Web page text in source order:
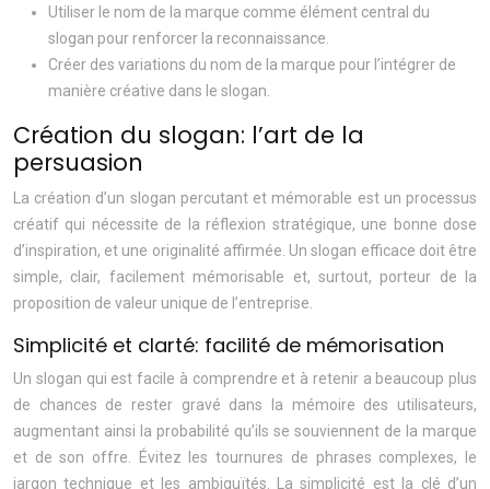
Utiliser le nom de la marque comme élément central du
slogan pour renforcer la reconnaissance.
Créer des variations du nom de la marque pour l’intégrer de
manière créative dans le slogan.
Création du slogan: l’art de la
persuasion
La création d’un slogan percutant et mémorable est un processus
créatif qui nécessite de la réflexion stratégique, une bonne dose
d’inspiration, et une originalité affirmée. Un slogan efficace doit être
simple, clair, facilement mémorisable et, surtout, porteur de la
proposition de valeur unique de l’entreprise.
Simplicité et clarté: facilité de mémorisation
Un slogan qui est facile à comprendre et à retenir a beaucoup plus
de chances de rester gravé dans la mémoire des utilisateurs,
augmentant ainsi la probabilité qu’ils se souviennent de la marque
et de son offre. Évitez les tournures de phrases complexes, le
jargon technique et les ambiguïtés. La simplicité est la clé d’un